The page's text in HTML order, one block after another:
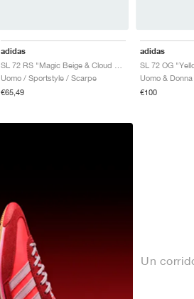
Un
adidas
Uomo / Sportstyle / Scarpe
€65,49
adidas
SL 72 OG
€100